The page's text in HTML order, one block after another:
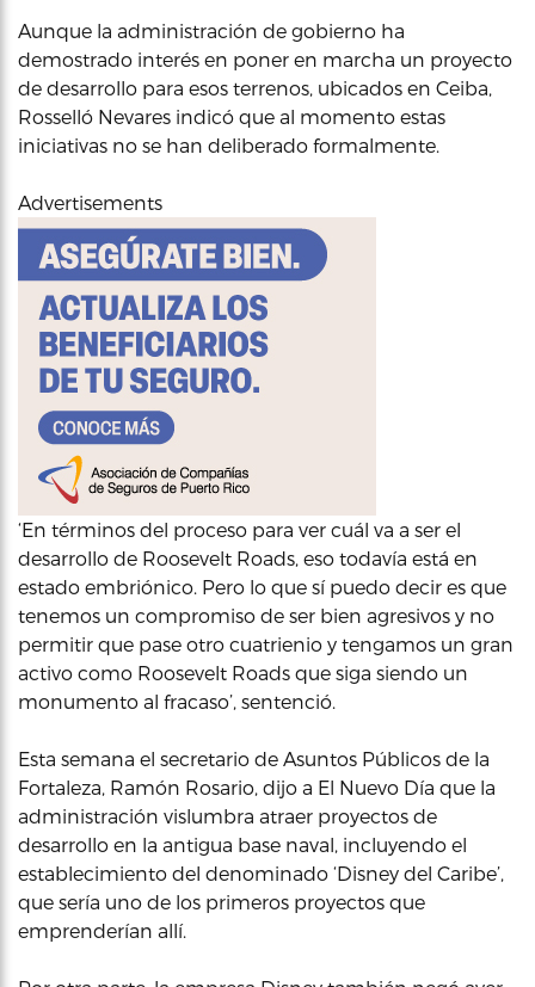
Aunque la administración de gobierno ha
demostrado interés en poner en marcha un proyecto
de desarrollo para esos terrenos, ubicados en Ceiba,
Rosselló Nevares indicó que al momento estas
iniciativas no se han deliberado formalmente.
Advertisements
‘En términos del proceso para ver cuál va a ser el
desarrollo de Roosevelt Roads, eso todavía está en
estado embriónico. Pero lo que sí puedo decir es que
tenemos un compromiso de ser bien agresivos y no
permitir que pase otro cuatrienio y tengamos un gran
activo como Roosevelt Roads que siga siendo un
monumento al fracaso’, sentenció.
Esta semana el secretario de Asuntos Públicos de la
Fortaleza, Ramón Rosario, dijo a El Nuevo Día que la
administración vislumbra atraer proyectos de
desarrollo en la antigua base naval, incluyendo el
establecimiento del denominado ‘Disney del Caribe’,
que sería uno de los primeros proyectos que
emprenderían allí.